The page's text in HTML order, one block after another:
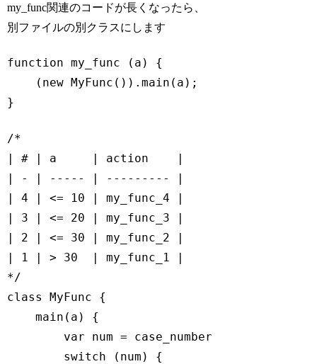
my_func関連のコードが長くなったら、
別ファイルの別クラスにします
function my_func ( a ) {
    (
new MyFunc()).main(a);
}
/*
| # | a     | action    |
| - | ----- | --------- |
| 4 | <= 10 | my_func_4 |
| 3 | <= 20 | my_func_3 |
| 2 | <= 30 | my_func_2 |
| 1 | > 30  | my_func_1 |
*/
class
MyFunc
{
    main(a) {
var num = case_number(a);
switch (num) {